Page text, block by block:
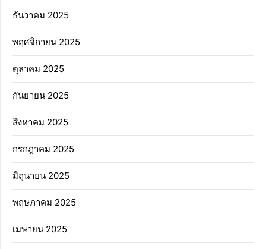
ธันวาคม 2025
พฤศจิกายน 2025
ตุลาคม 2025
กันยายน 2025
สิงหาคม 2025
กรกฎาคม 2025
มิถุนายน 2025
พฤษภาคม 2025
เมษายน 2025